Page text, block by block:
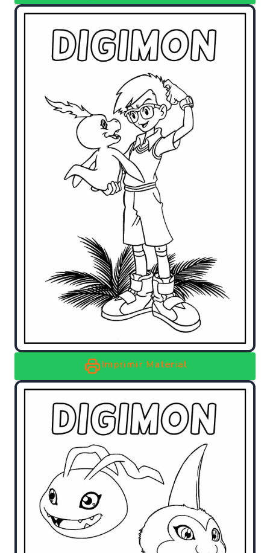
Imprimir Material